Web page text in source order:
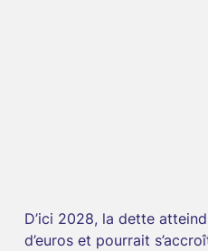
D’ici 2028, la dette
d’euros et pourrait